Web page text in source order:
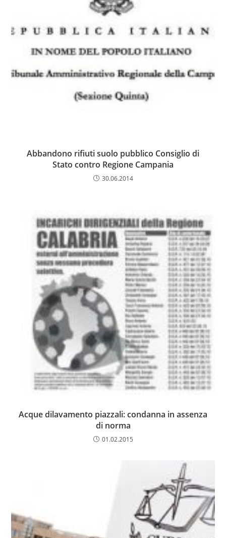
Abbandono rifiuti suolo pubblico Consiglio di
Stato contro Regione Campania
30.06.2014
Acque dilavamento piazzali: condanna in assenza
di norma
01.02.2015